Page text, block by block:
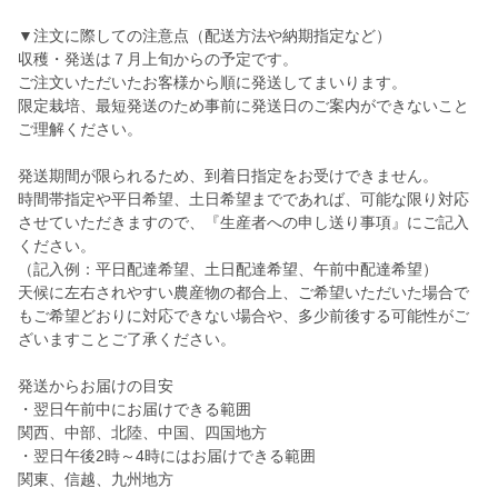
▼注文に際しての注意点（配送方法や納期指定など）
収穫・発送は７月上旬からの予定です。
ご注文いただいたお客様から順に発送してまいります。
限定栽培、最短発送のため事前に発送日のご案内ができないこと
ご理解ください。
発送期間が限られるため、到着日指定をお受けできません。
時間帯指定や平日希望、土日希望までであれば、可能な限り対応
させていただきますので、『生産者への申し送り事項』にご記入
ください。
（記入例：平日配達希望、土日配達希望、午前中配達希望）
天候に左右されやすい農産物の都合上、ご希望いただいた場合で
もご希望どおりに対応できない場合や、多少前後する可能性がご
ざいますことご了承ください。
発送からお届けの目安
・翌日午前中にお届けできる範囲
関西、中部、北陸、中国、四国地方
・翌日午後2時～4時にはお届けできる範囲
関東、信越、九州地方